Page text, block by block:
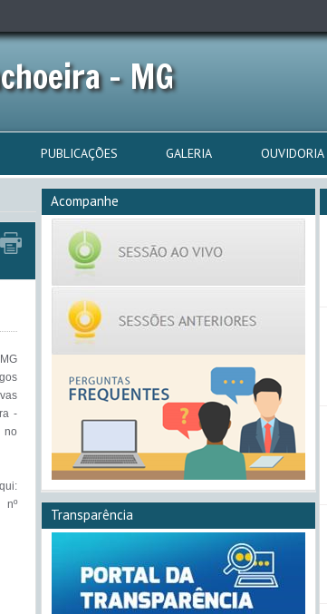
- MG
PUBLICAÇÕES GALERIA OUVIDORIA
-
no
nº
Acompanhe
Transparência